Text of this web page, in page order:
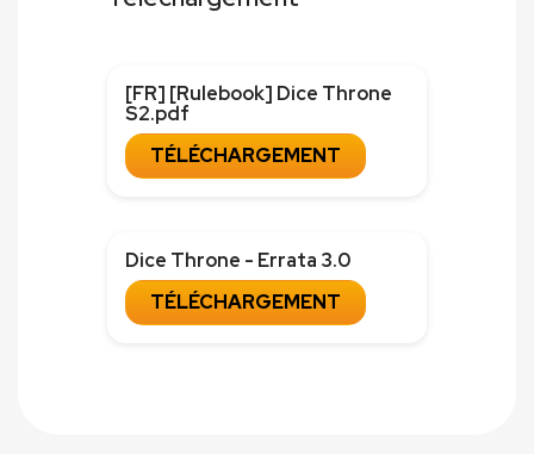
[FR] [Rulebook] Dice Throne
S2.pdf
TÉLÉCHARGEMENT
Dice Throne - Errata 3.0
TÉLÉCHARGEMENT